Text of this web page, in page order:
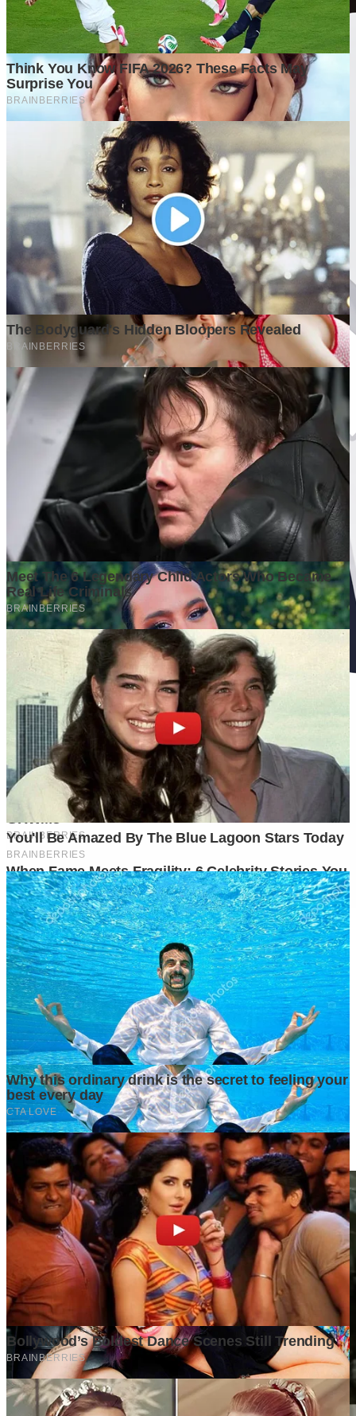
Ditulis olehKontributor
Penyuka detail yang percaya bahwa setiap tulisan punya nyawa.
Bertugas merangkai ide menjadi cerita yang mengalir, memastikan
setiap titik dan koma berada di tempat yang tepat untuk kenyamanan
membacamu
Komentar (0)
Tulis Komentar
Belum ada komentar. Jadilah yang pertama!
Baca Juga